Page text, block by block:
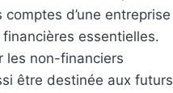
d’une entreprise
essentielles.
les non-financiers
être destinée aux